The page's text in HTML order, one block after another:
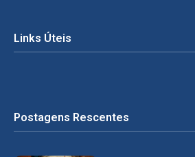
Links Úteis
Postagens Rescentes